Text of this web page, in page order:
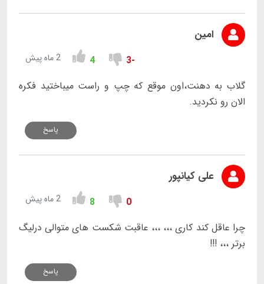
امین
-3
4 2 ماه پیش
گلاب به دهنت،اون موقع که چپ و راست میباختید فکره
الان رو نکردید.
پاسخ
علی کیانپور
0
8 2 ماه پیش
چرا عاقل کند کاری ،،، ،،، عاقبت شکست های متوالی درلیگ
برتر ،،، !!!
پاسخ